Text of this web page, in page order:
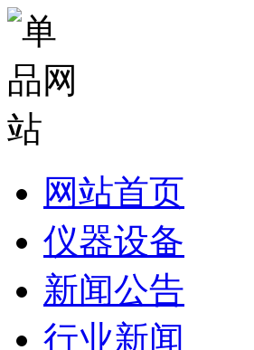
网站首页
仪器设备
新闻公告
行业新闻